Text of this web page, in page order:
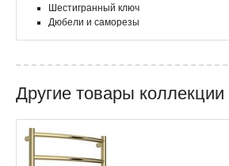
Шестигранный ключ
Дюбели и саморезы
Другие товары коллекции